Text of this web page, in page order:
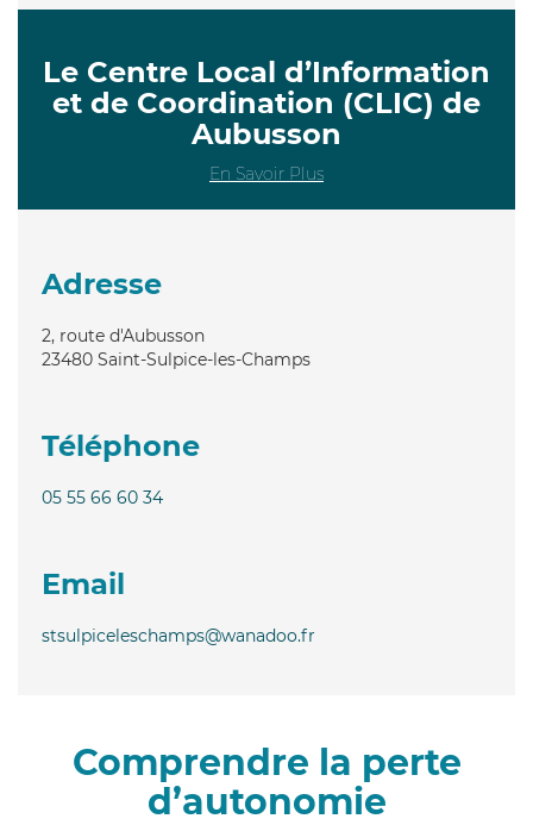
Le Centre Local d’Information
et de Coordination (CLIC) de
Aubusson
En Savoir Plus
Adresse
2, route d'Aubusson
23480 Saint-Sulpice-les-Champs
Téléphone
05 55 66 60 34
Email
stsulpiceleschamps@wanadoo.fr
Comprendre la perte
d’autonomie